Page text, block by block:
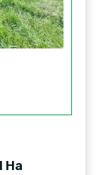
Ha